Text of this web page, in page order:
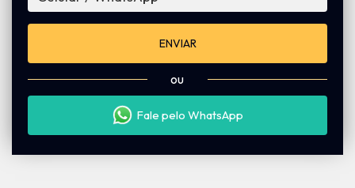
ENVIAR
ou
Fale pelo WhatsApp